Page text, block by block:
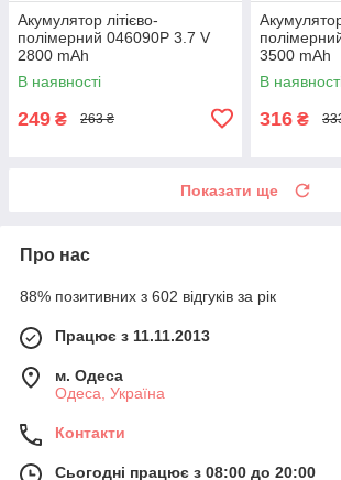
Акумулятор літієво-
полімерний 046090P 3.7 V
2800 mAh
В наявності
249 ₴ 263 ₴
Акумулятор
3500 mAh
В
316 ₴
Показати ще
Про нас
88% позитивних з 602 відгуків за рік
Працює з 11.11.2013
м. Одеса
Одеса, Україна
Контакти
Сьогодні працює з 08:00 до 20:00